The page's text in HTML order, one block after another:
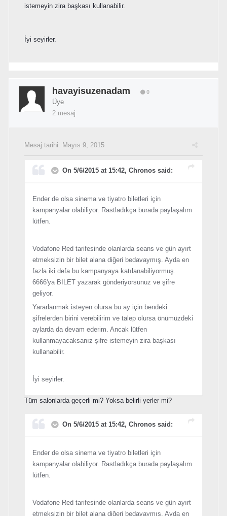
istemeyin zira başkası kullanabilir.
İyi seyirler.
havayisuzenadam 0
Üye
2 mesaj
Mesaj tarihi: Mayıs 9, 2015
On 5/6/2015 at 15:42, Chronos said:
Ender de olsa sinema ve tiyatro biletleri için
kampanyalar olabiliyor. Rastladıkça burada paylaşalım
lütfen.
Vodafone Red tarifesinde olanlarda seans ve gün ayırt
etmeksizin bir bilet alana diğeri bedavaymış. Ayda en
fazla iki defa bu kampanyaya katılanabiliyormuş.
6666'ya BILET yazarak gönderiyorsunuz ve şifre
geliyor.
Yararlanmak isteyen olursa bu ay için bendeki
şifrelerden birini verebilirim ve talep olursa önümüzdeki
aylarda da devam ederim. Ancak lütfen
kullanmayacaksanız şifre istemeyin zira başkası
kullanabilir.
İyi seyirler.
Tüm salonlarda geçerli mi? Yoksa belirli yerler mi?
On 5/6/2015 at 15:42, Chronos said:
Ender de olsa sinema ve tiyatro biletleri için
kampanyalar olabiliyor. Rastladıkça burada paylaşalım
lütfen.
Vodafone Red tarifesinde olanlarda seans ve gün ayırt
etmeksizin bir bilet alana diğeri bedavaymış. Ayda en